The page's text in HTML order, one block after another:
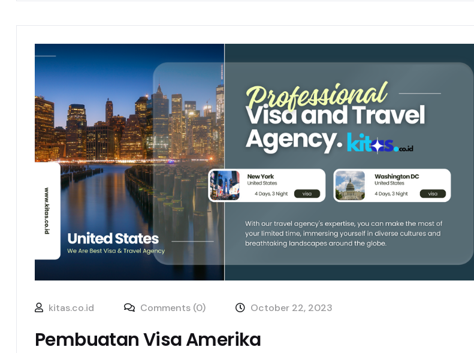
kitas.co.id Comments (0) October 22, 2023
Pembuatan Visa Amerika